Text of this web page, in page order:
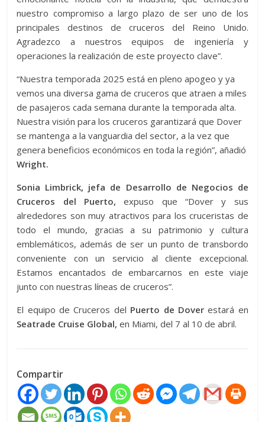
nuestro compromiso a largo plazo de ser uno de los
principales destinos de cruceros del Reino Unido.
Agradezco a nuestros equipos de ingeniería y
operaciones la realización de este proyecto clave”.
“Nuestra temporada 2025 está en pleno apogeo y ya
vemos una diversa gama de cruceros que atraen a miles
de pasajeros cada semana durante la temporada alta.
Nuestra visión para los cruceros garantizará que Dover
se mantenga a la vanguardia del sector, a la vez que
genera beneficios económicos en toda la región”, añadió
Wright.
Sonia Limbrick, jefa de Desarrollo de Negocios de
Cruceros del Puerto, expuso que “Dover y sus
alrededores son muy atractivos para los cruceristas de
todo el mundo, gracias a su patrimonio y cultura
emblemáticos, además de ser un punto de transbordo
conveniente con un servicio al cliente excepcional.
Estamos encantados de embarcarnos en este viaje
junto con nuestras líneas de cruceros”.
El equipo de Cruceros del Puerto de Doverestará en
Seatrade Cruise Global, en Miami, del 7 al 10 de abril.
Compartir